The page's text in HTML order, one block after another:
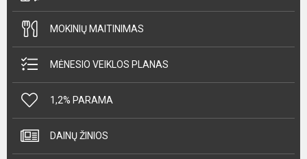
MOKINIŲ MAITINIMAS
MĖNESIO VEIKLOS PLANAS
1,2% PARAMA
DAINŲ ŽINIOS